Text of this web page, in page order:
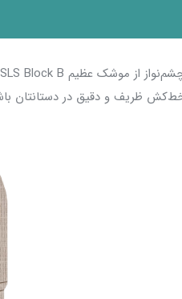
ظریف و دقیق در دستانتان